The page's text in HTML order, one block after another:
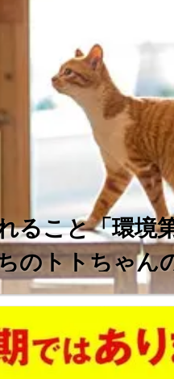
ること「環境
のトトちゃん